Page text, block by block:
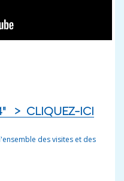
> CLIQUEZ-ICI
des visites et des